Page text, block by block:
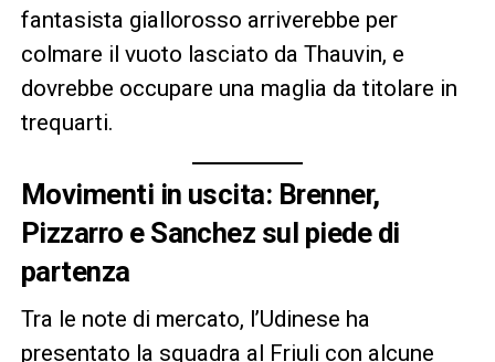
fantasista giallorosso arriverebbe per
colmare il vuoto lasciato da Thauvin, e
dovrebbe occupare una maglia da titolare in
trequarti.
Movimenti in uscita: Brenner,
Pizzarro e Sanchez sul piede di
partenza
Tra le note di mercato, l’Udinese ha
presentato la squadra al Friuli con alcune